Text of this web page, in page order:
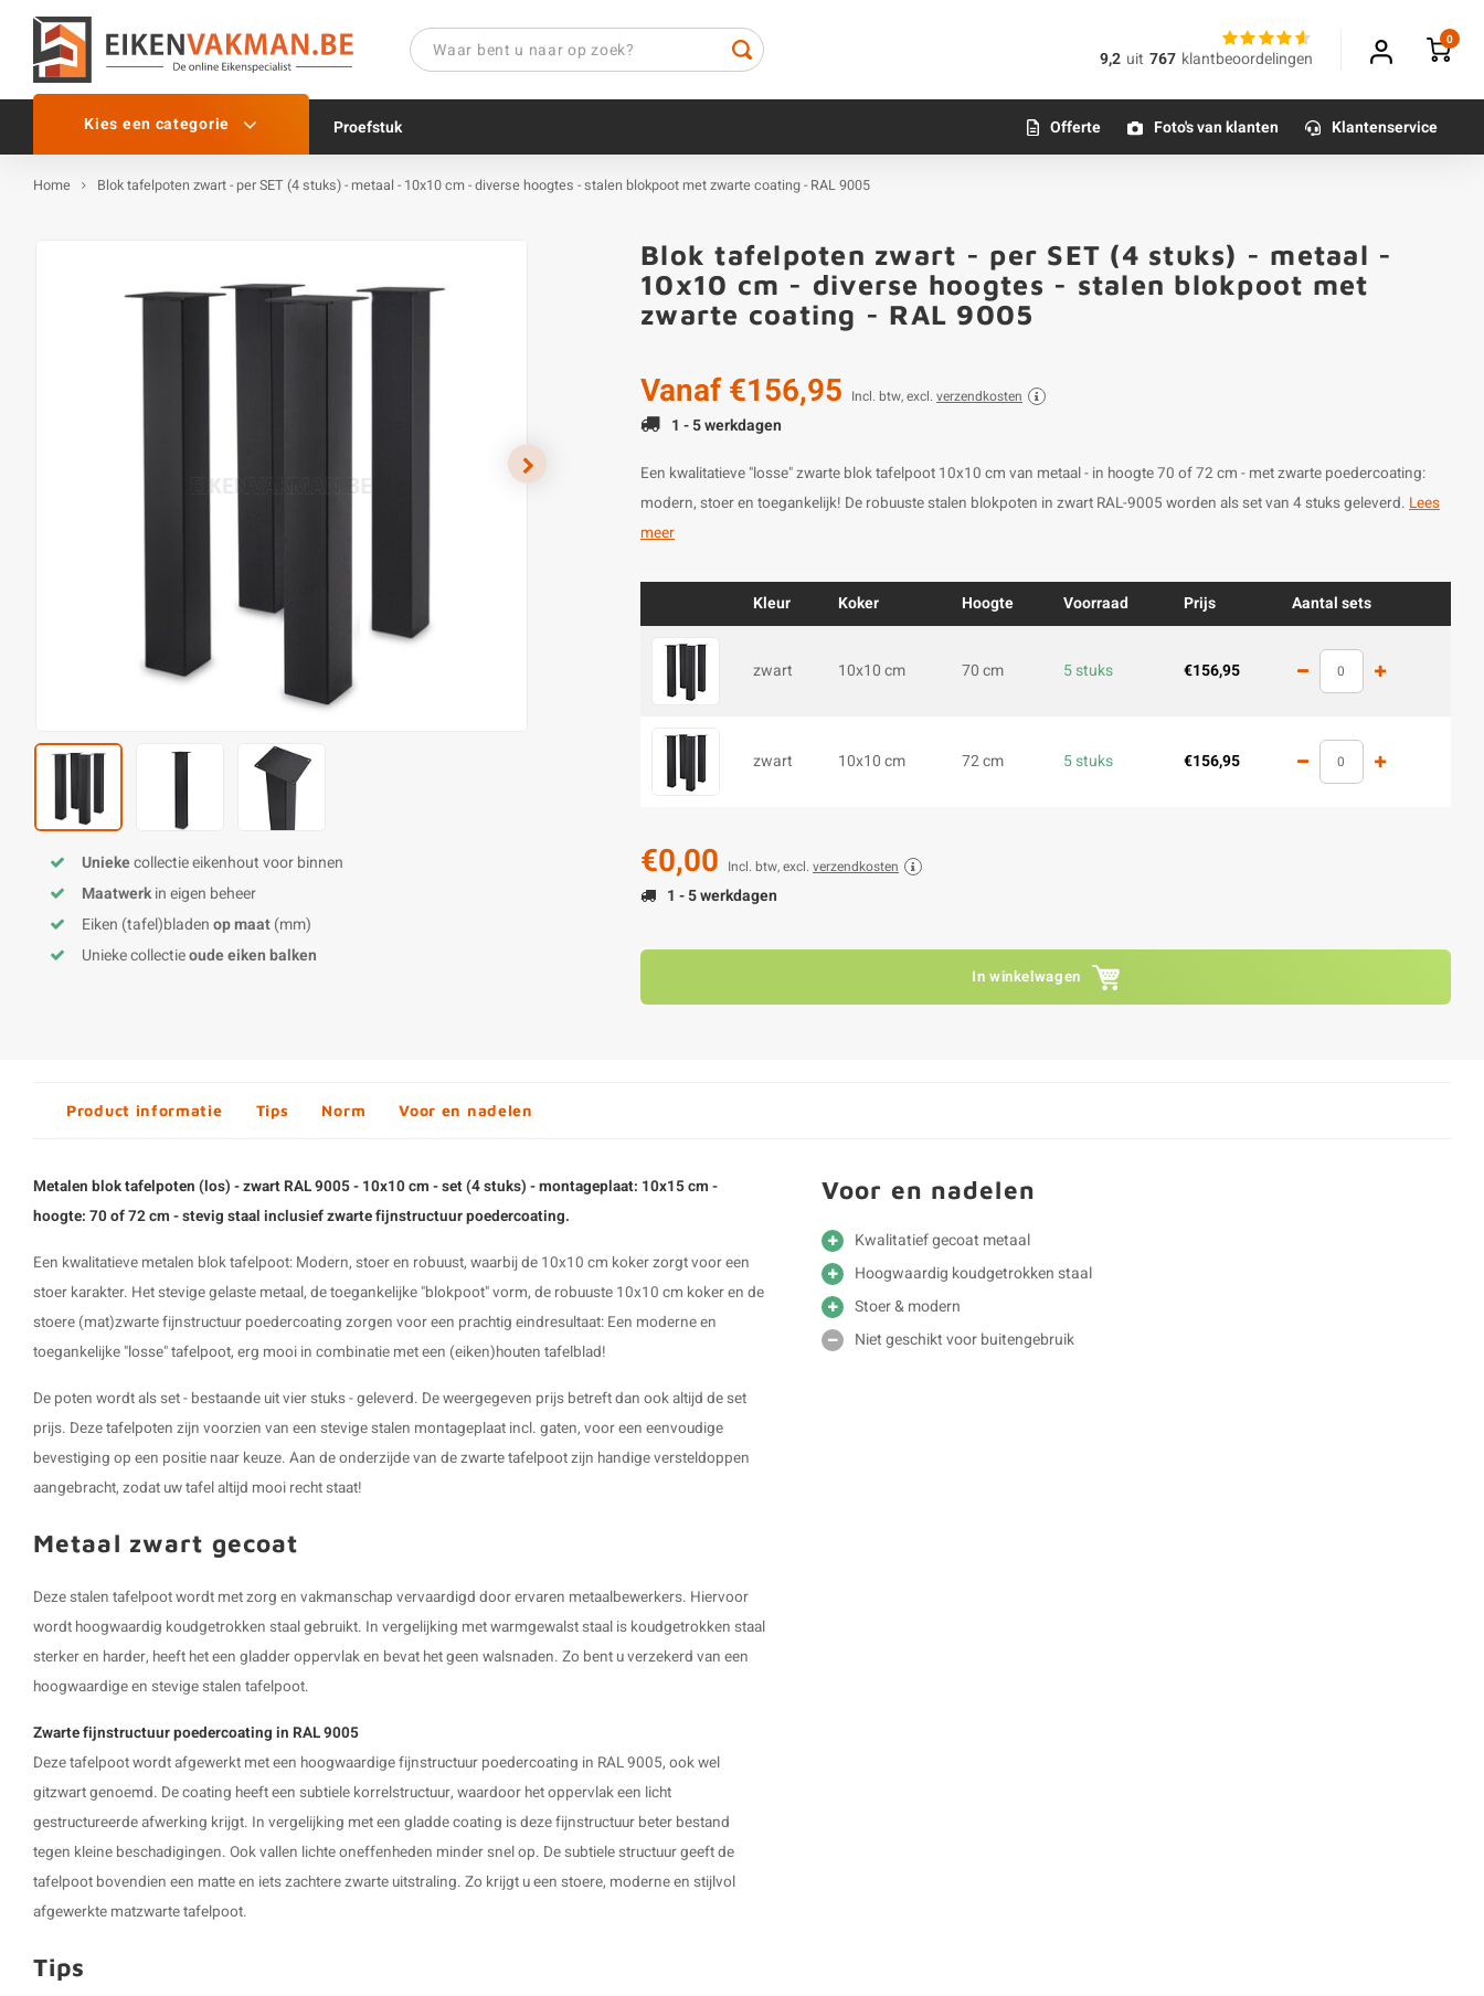
9,2 uit 767 klantbeoordelingen
0
Kies een categorie Proefstuk Offerte Foto's van klanten Klantenservice
Home Blok tafelpoten zwart - per SET (4 stuks) - metaal - 10x10 cm - diverse hoogtes - stalen blokpoot met zwarte coating - RAL 9005
Uniekecollectie eikenhout voor binnen
Maatwerkin eigen beheer
Eiken (tafel)bladenop maat(mm)
Unieke collectieoude eiken balken
Blok tafelpoten zwart - per SET (4 stuks) - metaal -
10x10 cm - diverse hoogtes - stalen blokpoot met
zwarte coating - RAL 9005
Vanaf€156,95 Incl. btw, excl. verzendkosten
1 - 5 werkdagen
Een kwalitatieve "losse" zwarte blok tafelpoot 10x10 cm van metaal - in hoogte 70 of 72 cm - met zwarte poedercoating:
modern, stoer en toegankelijk! De robuuste stalen blokpoten in zwart RAL-9005 worden als set van 4 stuks geleverd. Lees
meer
Kleur Koker Hoogte Voorraad Prijs Aantal sets
zwart 10x10 cm 70 cm 5 stuks €156,95
zwart 10x10 cm 72 cm 5 stuks €156,95
€0,00 Incl. btw, excl. verzendkosten
1 - 5 werkdagen
In winkelwagen
Product informatie Tips Norm Voor en nadelen
Metalen blok tafelpoten (los) - zwart RAL 9005 - 10x10 cm - set (4 stuks) - montageplaat: 10x15 cm -
hoogte: 70 of 72 cm - stevig staal inclusief zwarte fijnstructuur poedercoating.
Een kwalitatieve metalen blok tafelpoot: Modern, stoer en robuust, waarbij de 10x10 cm koker zorgt voor een
stoer karakter. Het stevige gelaste metaal, de toegankelijke "blokpoot" vorm, de robuuste 10x10 cm koker en de
stoere (mat)zwarte fijnstructuur poedercoating zorgen voor een prachtig eindresultaat: Een moderne en
toegankelijke "losse" tafelpoot, erg mooi in combinatie met een (eiken)houten tafelblad!
De poten wordt als set - bestaande uit vier stuks - geleverd. De weergegeven prijs betreft dan ook altijd de set
prijs. Dezetafelpoten zijn voorzien van een stevige stalen montageplaat incl. gaten, voor een eenvoudige
bevestiging op een positie naar keuze. Aan de onderzijde van dezwarte tafelpootzijn handige versteldoppen
aangebracht, zodat uw tafel altijd mooi recht staat!
Metaal zwart gecoat
Deze stalen tafelpoot wordt met zorg en vakmanschap vervaardigd door ervaren metaalbewerkers. Hiervoor
wordt hoogwaardig koudgetrokken staal gebruikt. In vergelijking met warmgewalst staal is koudgetrokken staal
sterker en harder, heeft het een gladder oppervlak en bevat het geen walsnaden. Zo bent u verzekerd van een
hoogwaardige en stevige stalen tafelpoot.
Zwarte fijnstructuur poedercoating in RAL 9005
Deze tafelpoot wordt afgewerkt met een hoogwaardige fijnstructuur poedercoating in RAL 9005, ook wel
gitzwart genoemd. De coating heeft een subtiele korrelstructuur, waardoor het oppervlak een licht
gestructureerde afwerking krijgt. In vergelijking met een gladde coating is deze fijnstructuur beter bestand
tegen kleine beschadigingen. Ook vallen lichte oneffenheden minder snel op. De subtiele structuur geeft de
tafelpoot bovendien een matte en iets zachtere zwarte uitstraling. Zo krijgt u een stoere, moderne en stijlvol
afgewerkte matzwarte tafelpoot.
Tips
Voor en nadelen
Kwalitatief gecoat metaal
Hoogwaardig koudgetrokken staal
Stoer & modern
Niet geschikt voor buitengebruik